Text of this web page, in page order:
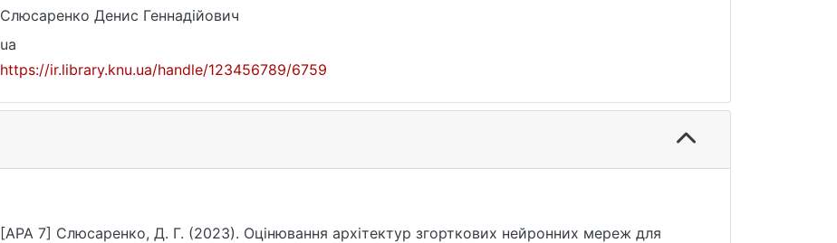
Слюсаренко Денис Геннадійович
ua
https://ir.library.knu.ua/handle/123456789/6759
[APA 7] Слюсаренко, Д. Г. (2023). Оцінювання архітектур згорткових нейронних мереж для